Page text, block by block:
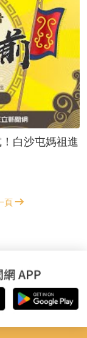
白沙屯媽祖進
頁